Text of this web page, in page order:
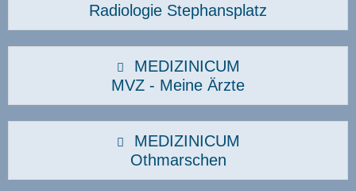
Radiologie Stephansplatz
MEDIZINICUM
MVZ - Meine Ärzte
MEDIZINICUM
Othmarschen